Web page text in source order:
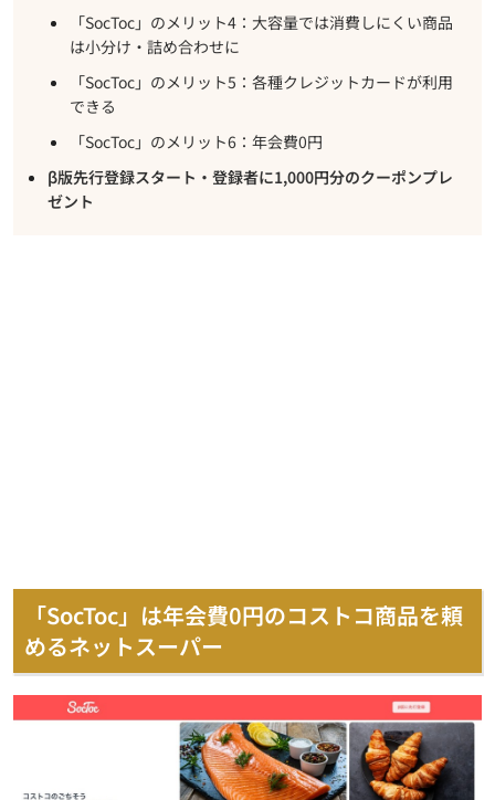
「SocToc」のメリット4：大容量では消費しにくい商品
は小分け・詰め合わせに
「SocToc」のメリット5：各種クレジットカードが利用
できる
「SocToc」のメリット6：年会費0円
β版先行登録スタート・登録者に1,000円分のクーポンプレ
ゼント
「SocToc」は年会費0円のコストコ商品を頼
めるネットスーパー